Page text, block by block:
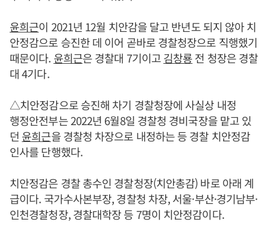
윤희근이 2021년 12월 치안감을 달고 반년도 되지 않아 치
안정감으로 승진한 데 이어 곧바로 경찰청장으로 직행했기
때문이다. 윤희근은 경찰대 7기이고김창룡전 청장은 경찰
대 4기다.
△치안정감으로 승진해 차기 경찰청장에 사실상 내정
행정안전부는 2022년 6월8일 경찰청 경비국장을 맡고 있
던 윤희근을 경찰청 차장으로 내정하는 등 경찰 치안정감
인사를 단행했다.
치안정감은 경찰 총수인 경찰청장(치안총감) 바로 아래 계
급이다. 국가수사본부장, 경찰청 차장, 서울·부산·경기남부·
인천경찰청장, 경찰대학장 등 7명이 치안정감이다.